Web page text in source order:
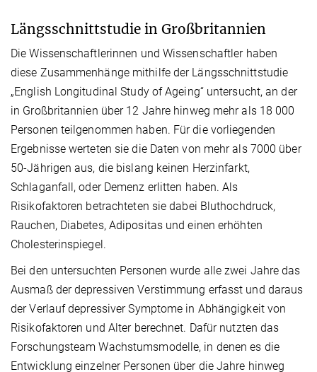
Längsschnittstudie in Großbritannien
Die Wissenschaftlerinnen und Wissenschaftler haben
diese Zusammenhänge mithilfe der Längsschnittstudie
„English Longitudinal Study of Ageing“ untersucht, an der
in Großbritannien über 12 Jahre hinweg mehr als 18 000
Personen teilgenommen haben. Für die vorliegenden
Ergebnisse werteten sie die Daten von mehr als 7000 über
50-Jährigen aus, die bislang keinen Herzinfarkt,
Schlaganfall, oder Demenz erlitten haben. Als
Risikofaktoren betrachteten sie dabei Bluthochdruck,
Rauchen, Diabetes, Adipositas und einen erhöhten
Cholesterinspiegel.
Bei den untersuchten Personen wurde alle zwei Jahre das
Ausmaß der depressiven Verstimmung erfasst und daraus
der Verlauf depressiver Symptome in Abhängigkeit von
Risikofaktoren und Alter berechnet. Dafür nutzten das
Forschungsteam Wachstumsmodelle, in denen es die
Entwicklung einzelner Personen über die Jahre hinweg